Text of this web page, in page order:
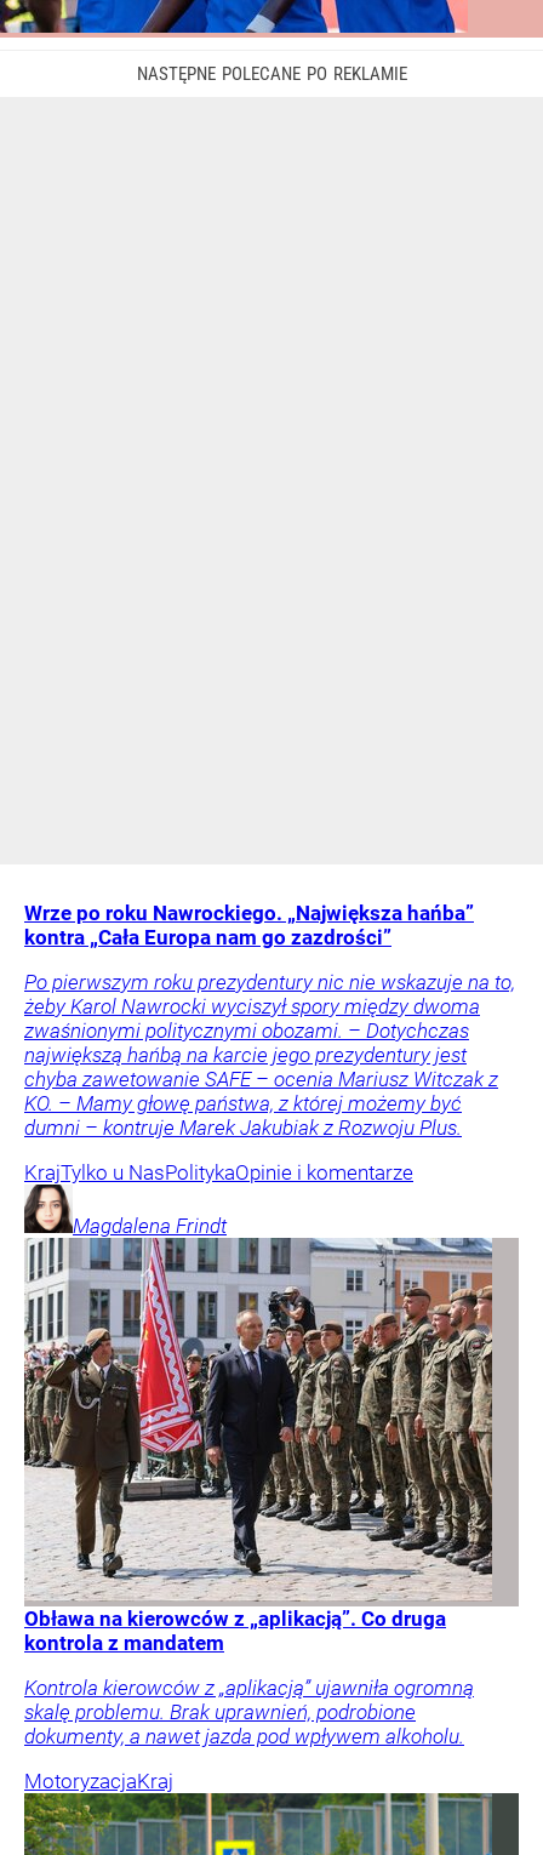
Wrze po roku Nawrockiego. „Największa hańba”
kontra „Cała Europa nam go zazdrości”
Po pierwszym roku prezydentury nic nie wskazuje na to,
żeby Karol Nawrocki wyciszył spory między dwoma
zwaśnionymi politycznymi obozami. – Dotychczas
największą hańbą na karcie jego prezydentury jest
chyba zawetowanie SAFE – ocenia Mariusz Witczak z
KO. – Mamy głowę państwa, z której możemy być
dumni – kontruje Marek Jakubiak z Rozwoju Plus.
KrajTylko u NasPolitykaOpinie i komentarze
Magdalena Frindt
Obława na kierowców z „aplikacją”. Co druga
kontrola z mandatem
Kontrola kierowców z „aplikacją” ujawniła ogromną
skalę problemu. Brak uprawnień, podrobione
dokumenty, a nawet jazda pod wpływem alkoholu.
MotoryzacjaKraj